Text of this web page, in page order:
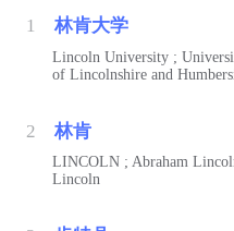
1 林肯大学
Lincoln University ;
of Lincolnshire and
2 林肯
LINCOLN ; Abraham
Lincoln